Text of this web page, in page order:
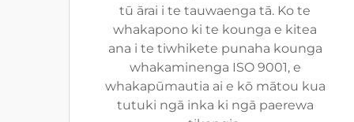
tū ārai i te tauwaenga tā. Ko te
whakapono ki te kounga e kitea
ana i te tiwhikete punaha kounga
whakaminenga ISO 9001, e
whakapūmautia ai e kō mātou kua
tutuki ngā inka ki ngā paerewa